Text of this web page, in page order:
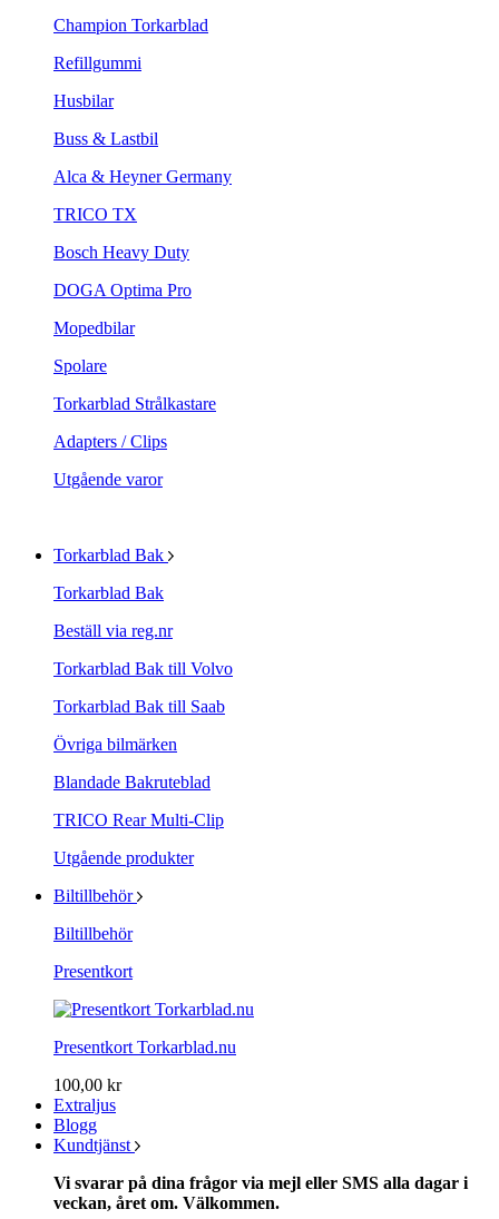
Champion Torkarblad
Refillgummi
Husbilar
Buss & Lastbil
Alca & Heyner Germany
TRICO TX
Bosch Heavy Duty
DOGA Optima Pro
Mopedbilar
Spolare
Torkarblad Strålkastare
Adapters / Clips
Utgående varor
Torkarblad Bak
Torkarblad Bak
Beställ via reg.nr
Torkarblad Bak till Volvo
Torkarblad Bak till Saab
Övriga bilmärken
Blandade Bakruteblad
TRICO Rear Multi-Clip
Utgående produkter
Biltillbehör
Biltillbehör
Presentkort
Presentkort Torkarblad.nu
100,00 kr
Extraljus
Blogg
Kundtjänst
Vi svarar på dina frågor via mejl eller SMS alla dagar i
veckan, året om. Välkommen.